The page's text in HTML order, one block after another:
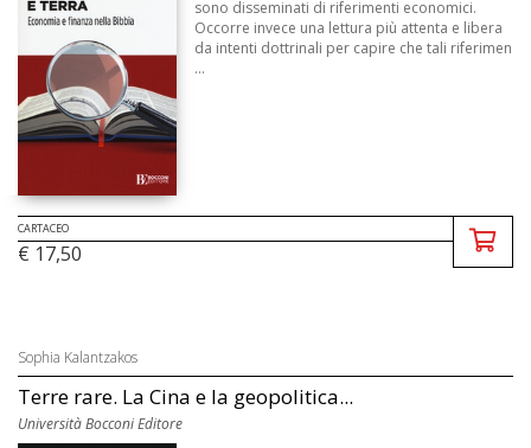
sono disseminati di riferimenti economici.
Occorre invece una lettura più attenta e libera
da intenti dottrinali per capire che tali riferimen
...
CARTACEO
€ 17,50
Sophia Kalantzakos
Terre rare. La Cina e la geopolitica...
Università Bocconi Editore